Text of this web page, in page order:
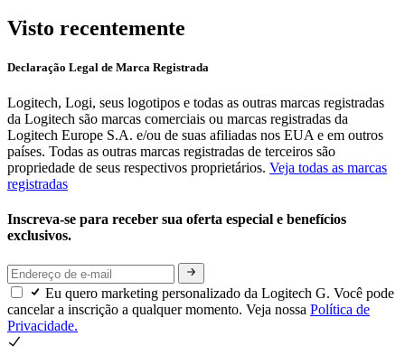
Visto recentemente
Declaração Legal de Marca Registrada
Logitech, Logi, seus logotipos e todas as outras marcas registradas
da Logitech são marcas comerciais ou marcas registradas da
Logitech Europe S.A. e/ou de suas afiliadas nos EUA e em outros
países. Todas as outras marcas registradas de terceiros são
propriedade de seus respectivos proprietários. Veja todas as marcas
registradas
Inscreva-se para receber sua oferta especial e benefícios
exclusivos.
Eu quero marketing personalizado da Logitech G. Você pode
cancelar a inscrição a qualquer momento. Veja nossa Política de
Privacidade.